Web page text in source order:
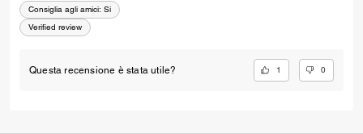
Consiglia agli amici: Si
Verified review
Questa recensione è stata utile? 1 0